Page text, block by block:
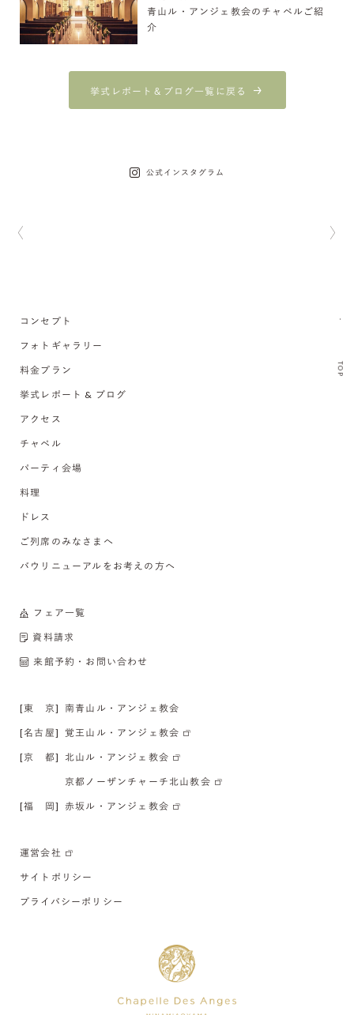
青山ル・アンジェ教会のチャペルご紹
介
挙式レポート＆ブログ一覧に戻る
公式インスタグラム
TOP
コンセプト
フォトギャラリー
料金プラン
挙式レポート & ブログ
アクセス
チャペル
パーティ会場
料理
ドレス
ご列席のみなさまへ
バウリニューアルをお考えの方へ
フェア一覧
資料請求
来館予約・お問い合わせ
[東 京] 南青山ル・アンジェ教会
[名古屋] 覚王山ル・アンジェ教会
[京 都] 北山ル・アンジェ教会
京都ノーザンチャーチ北山教会
[福 岡] 赤坂ル・アンジェ教会
運営会社
サイトポリシー
プライバシーポリシー